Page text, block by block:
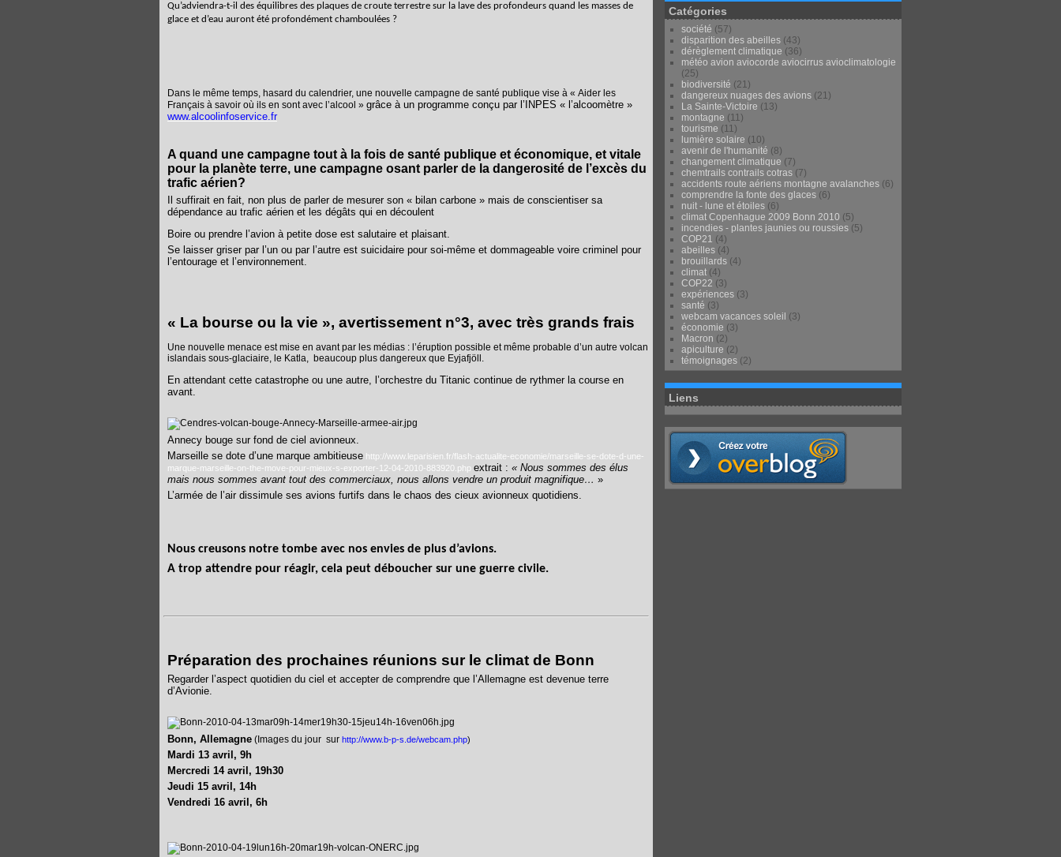
Qu’adviendra-t-il des équilibres des plaques de croute terrestre sur la lave des profondeurs quand les masses de
glace et d’eau auront été profondément chamboulées ?
Dans le même temps, hasard du calendrier, une nouvelle campagne de santé publique vise à « Aider les
Français à savoir où ils en sont avec l’alcool » grâce à un programme conçu par l’INPES « l’alcoomètre »
www.alcoolinfoservice.fr
A quand une campagne tout à la fois de santé publique et économique, et vitale
pour la planète terre, une campagne osant parler de la dangerosité de l’excès du
trafic aérien?
Il suffirait en fait, non plus de parler de mesurer son « bilan carbone » mais de conscientiser sa
dépendance au trafic aérien et les dégâts qui en découlent
Boire ou prendre l’avion à petite dose est salutaire et plaisant.
Se laisser griser par l’un ou par l’autre est suicidaire pour soi-même et dommageable voire criminel pour
l’entourage et l’environnement.
« La bourse ou la vie », avertissement n°3, avec très grands frais
Une nouvelle menace est mise en avant par les médias : l’éruption possible et même probable d’un autre volcan
islandais sous-glaciaire, le Katla, beaucoup plus dangereux que Eyjafjöll.
En attendant cette catastrophe ou une autre, l’orchestre du Titanic continue de rythmer la course en
avant.
Annecy bouge sur fond de ciel avionneux.
Marseille se dote d’une marque ambitieuse http://www.leparisien.fr/flash-actualite-economie/marseille-se-dote-d-une-
marque-marseille-on-the-move-pour-mieux-s-exporter-12-04-2010-883920.php extrait : « Nous sommes des élus
mais nous sommes avant tout des commerciaux, nous allons vendre un produit magnifique… »
L’armée de l’air dissimule ses avions furtifs dans le chaos des cieux avionneux quotidiens.
Nous creusons notre tombe avec nos envies de plus d’avions.
A trop attendre pour réagir, cela peut déboucher sur une guerre civile.
Préparation des prochaines réunions sur le climat de Bonn
Regarder l’aspect quotidien du ciel et accepter de comprendre que l’Allemagne est devenue terre
d’Avionie.
Bonn, Allemagne (Images du jour sur http://www.b-p-s.de/webcam.php)
Mardi 13 avril, 9h
Mercredi 14 avril, 19h30
Jeudi 15 avril, 14h
Vendredi 16 avril, 6h
Catégories
société (57)
disparition des abeilles (43)
dérèglement climatique (36)
météo avion aviocorde aviocirrus avioclimatologie
(25)
biodiversité (21)
dangereux nuages des avions (21)
La Sainte-Victoire (13)
montagne (11)
tourisme (11)
lumière solaire (10)
avenir de l'humanité (8)
changement climatique (7)
chemtrails contrails cotras (7)
accidents route aériens montagne avalanches (6)
comprendre la fonte des glaces (6)
nuit - lune et étoiles (6)
climat Copenhague 2009 Bonn 2010 (5)
incendies - plantes jaunies ou roussies (5)
COP21 (4)
abeilles (4)
brouillards (4)
climat (4)
COP22 (3)
expériences (3)
santé (3)
webcam vacances soleil (3)
économie (3)
Macron (2)
apiculture (2)
témoignages (2)
Liens